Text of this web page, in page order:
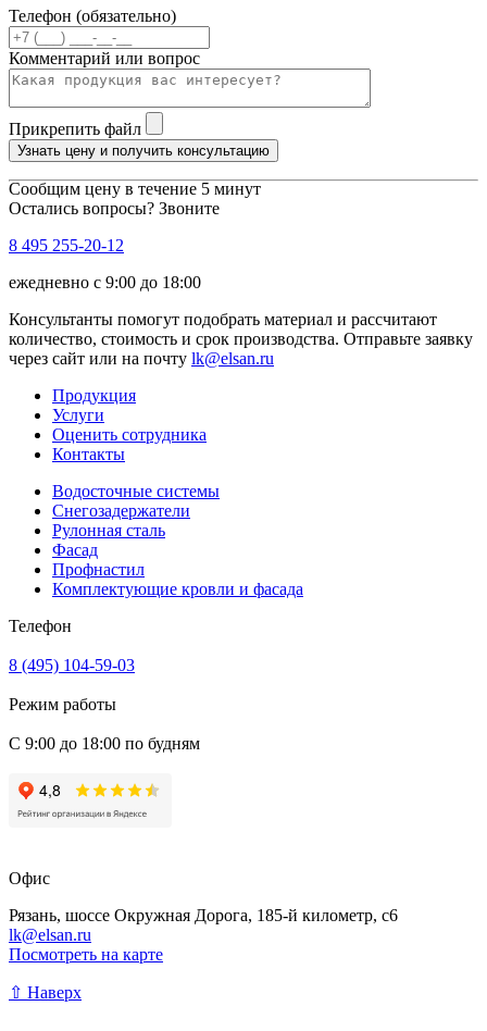
Телефон (обязательно)
Комментарий или вопрос
Прикрепить файл
Узнать цену и получить консультацию
Сообщим цену в течение 5 минут
Остались вопросы? Звоните
8 495 255-20-12
ежедневно с 9:00 до 18:00
Консультанты помогут подобрать материал и рассчитают
количество, стоимость и срок производства. Отправьте заявку
через сайт или на почту lk@elsan.ru
Продукция
Услуги
Оценить сотрудника
Контакты
Водосточные системы
Снегозадержатели
Рулонная сталь
Фасад
Профнастил
Комплектующие кровли и фасада
Телефон
8 (495) 104-59-03
Режим работы
С 9:00 до 18:00 по будням
Офис
Рязань, шоссе Окружная Дорога, 185-й километр, с6
lk@elsan.ru
Посмотреть на карте
⇧ Наверх